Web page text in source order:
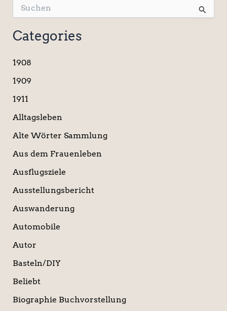
u
c
h
n
a
h
Categories
1908
1909
1911
Alltagsleben
Alte Wörter Sammlung
Aus dem Frauenleben
Ausflugsziele
Ausstellungsbericht
Auswanderung
Automobile
Autor
Basteln/DIY
Beliebt
Biographie Buchvorstellung